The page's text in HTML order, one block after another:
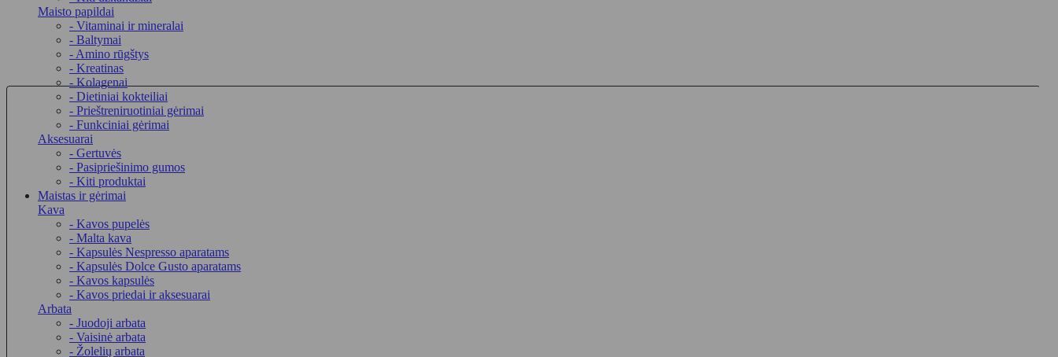
Maisto papildai
- Vitaminai ir mineralai
- Baltymai
- Amino rūgštys
- Kreatinas
- Kolagenai
- Dietiniai kokteiliai
- Prieštreniruotiniai gėrimai
- Funkciniai gėrimai
Aksesuarai
- Gertuvės
- Pasipriešinimo gumos
- Kiti produktai
Maistas ir gėrimai
Kava
- Kavos pupelės
- Malta kava
- Kapsulės Nespresso aparatams
- Kapsulės Dolce Gusto aparatams
- Kavos kapsulės
- Kavos priedai ir aksesuarai
Arbata
- Juodoji arbata
- Vaisinė arbata
- Žolelių arbata